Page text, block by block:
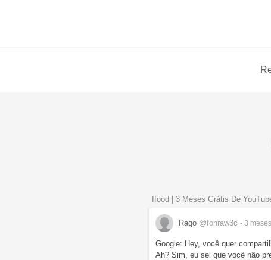
Ifood | 3 Meses Grátis De
Rago @fonraw3c - 3 meses
Google: Hey, você quer
Ah? Sim, eu sei que você não